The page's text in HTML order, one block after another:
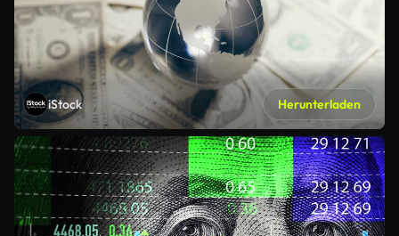
iStock Herunterladen